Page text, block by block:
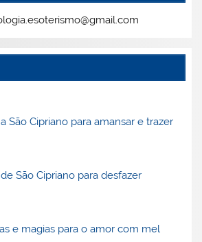
São Cipriano para amansar e trazer
São Cipriano para desfazer
e magias para o amor com mel